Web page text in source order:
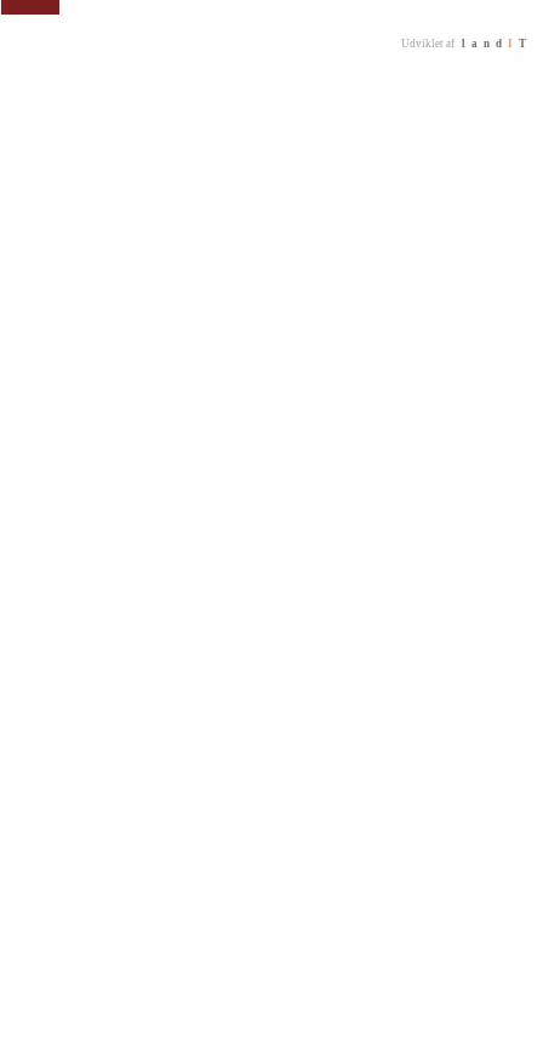
Udviklet af land I T